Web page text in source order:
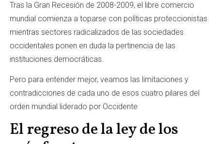
Tras la Gran Recesión de 2008-2009, el libre comercio
mundial comienza a toparse con políticas proteccionistas
mientras sectores radicalizados de las sociedades
occidentales ponen en duda la pertinencia de las
instituciones democráticas.
Pero para entender mejor, veamos las limitaciones y
contradicciones de cada uno de esos cuatro pilares del
orden mundial liderado por Occidente
El regreso de la ley de los